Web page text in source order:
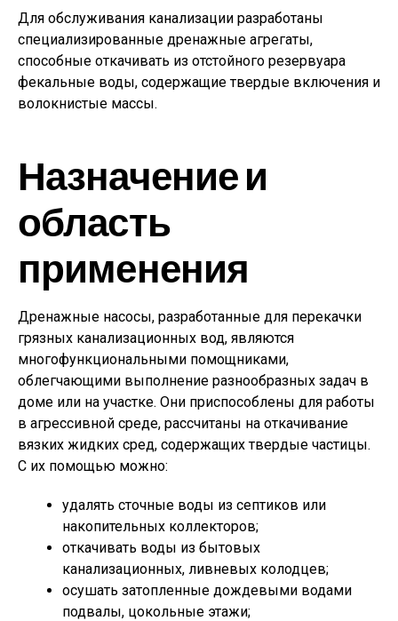
Для обслуживания канализации разработаны
специализированные дренажные агрегаты,
способные откачивать из отстойного резервуара
фекальные воды, содержащие твердые включения и
волокнистые массы.
Назначение и
область
применения
Дренажные насосы, разработанные для перекачки
грязных канализационных вод, являются
многофункциональными помощниками,
облегчающими выполнение разнообразных задач в
доме или на участке. Они приспособлены для работы
в агрессивной среде, рассчитаны на откачивание
вязких жидких сред, содержащих твердые частицы.
С их помощью можно:
удалять сточные воды из септиков или
накопительных коллекторов;
откачивать воды из бытовых
канализационных, ливневых колодцев;
осушать затопленные дождевыми водами
подвалы, цокольные этажи;